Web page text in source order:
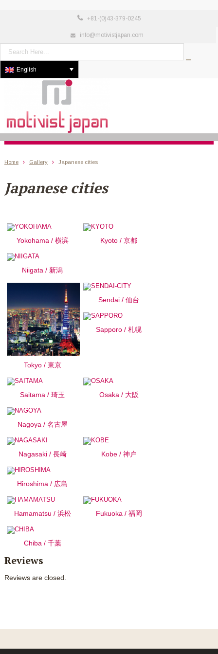
+81-(0)43-379-0245
info@motivistjapan.com
English
Home Gallery Japanese cities
Japanese cities
Yokohama / 横滨 Kyoto / 京都
Niigata / 新潟
Tokyo / 東京
Sendai / 仙台
Sapporo / 札幌
Saitama / 琦玉 Osaka / 大阪
Nagoya / 名古屋
Nagasaki / 長崎 Kobe / 神户
Hiroshima / 広島
Hamamatsu / 浜松 Fukuoka / 福岡
Chiba / 千葉
Reviews
Reviews are closed.